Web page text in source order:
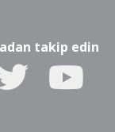
takip edin